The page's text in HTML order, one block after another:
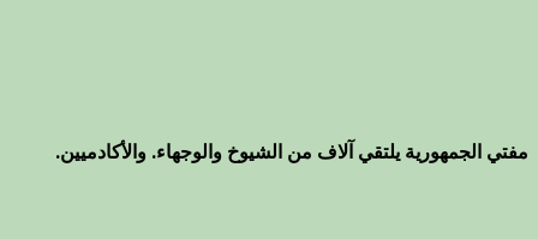
مفتي الجمهورية يلتقي آلاف من الشيوخ والوجهاء. والأكادميين.